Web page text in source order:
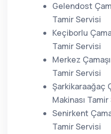
Gelendost
Tamir Servisi
Keçiborlu
Tamir Servisi
Merkez
Tamir Servisi
Şarkikaraağaç
Makinası
Senirkent
Tamir Servisi